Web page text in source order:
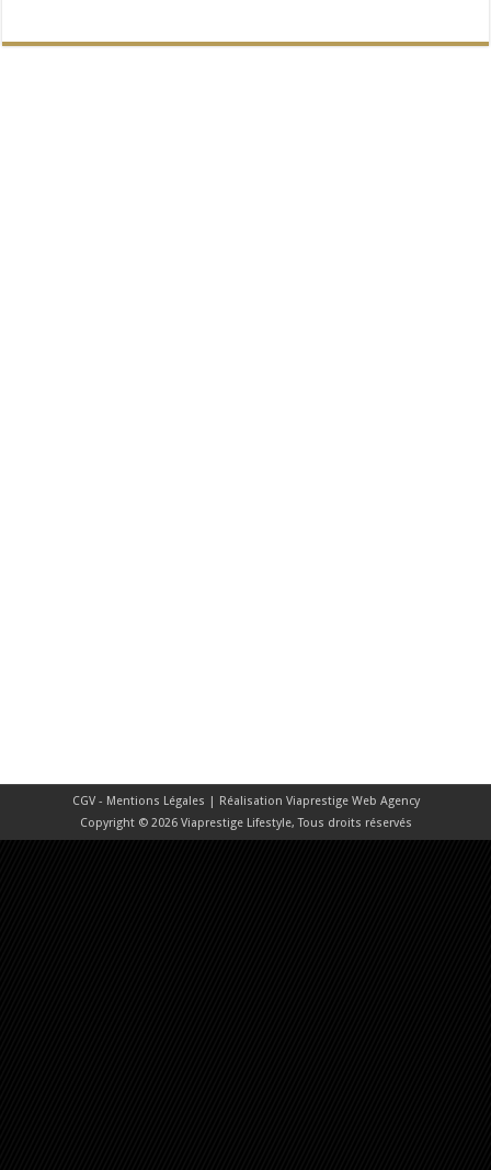
CGV - Mentions Légales | Réalisation Viaprestige Web Agency
Copyright © 2026 Viaprestige Lifestyle, Tous droits réservés